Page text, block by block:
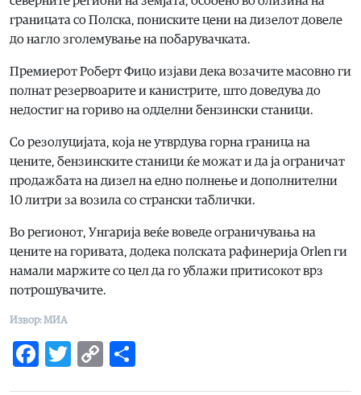
границата со Полска, пониските цени на дизелот довеле
до нагло зголемување на побарувачката.
Премиерот Роберт Фицо изјави дека возачите масовно ги
полнат резервоарите и канистрите, што доведува до
недостиг на гориво на одделни бензински станици.
Со резолуцијата, која не утврдува горна граница на
цените, бензинските станици ќе можат и да ја ограничат
продажбата на дизел на едно полнење и дополнителни
10 литри за возила со странски таблички.
Во регионот, Унгарија веќе воведе ограничувања на
цените на горивата, додека полската рафинерија Orlen ги
намали маржите со цел да го ублажи притисокот врз
потрошувачите.
Извор: МИА
Facebook
Twitter
Copy